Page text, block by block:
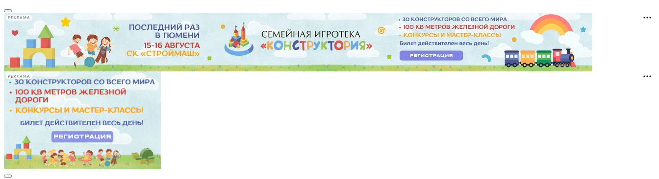
РЕКЛАМА
РЕКЛАМА